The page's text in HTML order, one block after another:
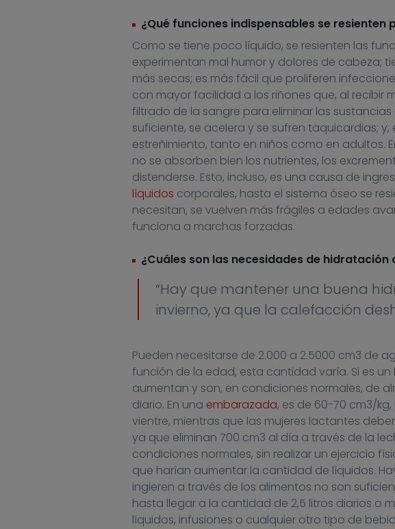
¿Qué funciones indispensables se
Como se tiene poco líquido, se resienten las
experimentan mal humor y dolores de cabeza;
más secas; es más fácil que proliferen
con mayor facilidad a los riñones que, al recibir
filtrado de la sangre para eliminar las
suficiente, se acelera y se sufren taquicardias;
estreñimiento, tanto en niños como en adultos.
no se absorben bien los nutrientes, los
distenderse. Esto, incluso, es una causa de
líquidos corporales, hasta el sistema óseo se
necesitan, se vuelven más frágiles a edades
funciona a marchas forzadas.
¿Cuáles son las necesidades de hidratación
“Hay que mantener una buena
invierno, ya que la calefacción
Pueden necesitarse de 2.000 a 2.5000 cm3 de
función de la edad, esta cantidad varía. Si es
aumentan y son, en condiciones normales, de
diario. En una embarazada, es de 60-70 cm3/
vientre, mientras que las mujeres lactantes
ya que eliminan 700 cm3 al día a través de la
condiciones normales, sin realizar un ejercicio
que harían aumentar la cantidad de líquidos.
ingieren a través de los alimentos no son
hasta llegar a la cantidad de 2,5 litros diarios o
líquidos, infusiones o cualquier otro tipo de